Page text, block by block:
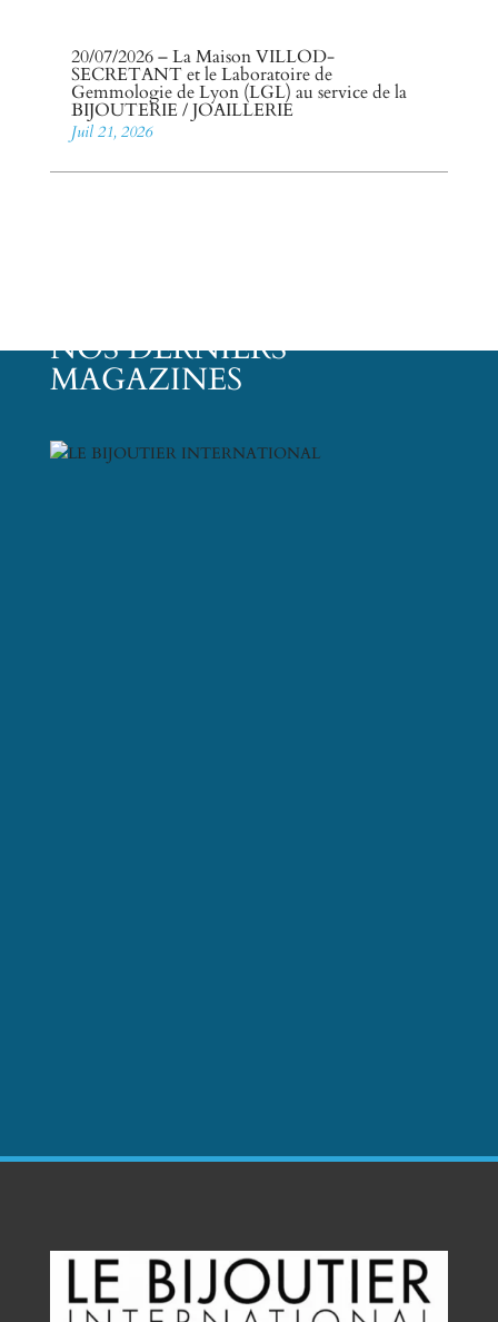
20/07/2026 – La Maison VILLOD-
SECRETANT et le Laboratoire de
Gemmologie de Lyon (LGL) au service de la
BIJOUTERIE / JOAILLERIE
Juil 21, 2026
NOS DERNIERS
MAGAZINES